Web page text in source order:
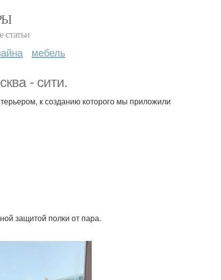
статьи
мебель
- сити.
к созданию которого мы приложили
защитой полки от пара.